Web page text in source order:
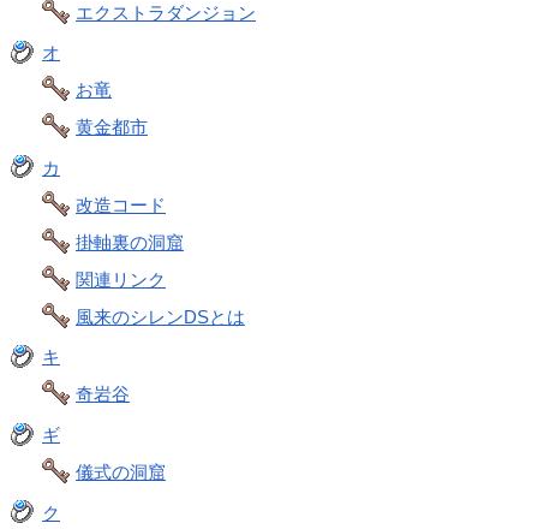
エクストラダンジョン
オ
お竜
黄金都市
カ
改造コード
掛軸裏の洞窟
関連リンク
風来のシレンDSとは
キ
奇岩谷
ギ
儀式の洞窟
ク